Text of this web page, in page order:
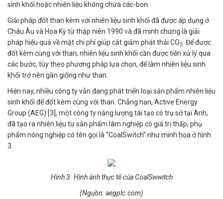
sinh khối hoặc nhiên liệu không chứa các-bon.
Giải pháp đốt than kèm với nhiên liệu sinh khối đã được áp dụng ở
Châu Âu và Hoa Kỳ từ thập niên 1990 và đã minh chứng là giải
pháp hiệu quả về mặt chi phí giúp cắt giảm phát thải CO2 . Để được
đốt kèm cùng với than, nhiên liệu sinh khối cần được tiền xử lý qua
các bước, tùy theo phương pháp lựa chọn, để làm nhiên liệu sinh
khối trở nên gần giống như than.
Hiện nay, nhiều công ty vẫn đang phát triển loại sản phẩm nhiên liệu
sinh khối để đốt kèm cùng với than. Chẳng hạn, Active Energy
Group (AEG) [3], một công ty năng lượng tái tạo có trụ sở tại Anh,
đã tạo ra nhiên liệu từ sản phẩm lâm nghiệp có giá trị thấp, phụ
phẩm nông nghiệp có tên gọi là “CoalSwitch” như minh họa ở hình
3.
Hình 3. Hình ảnh thực tế của CoalSwwitch
(Nguồn: aegplc.com)